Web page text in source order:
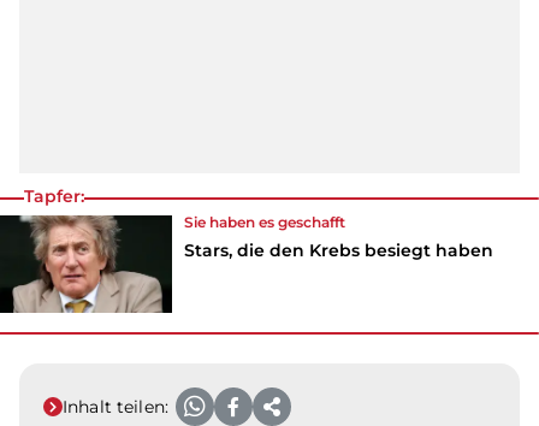
Tapfer:
Sie haben es geschafft
Stars, die den Krebs besiegt haben
Inhalt teilen: